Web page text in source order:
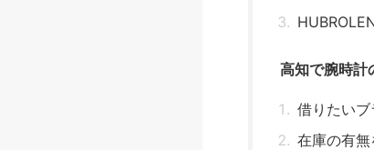
高知で腕時計
借りたい
在庫の有